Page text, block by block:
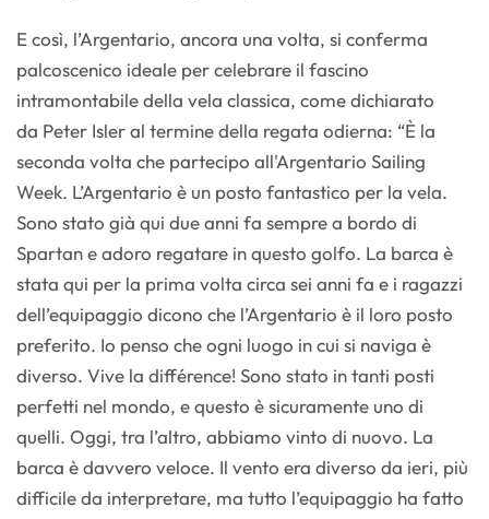
E così, l’Argentario, ancora una volta, si conferma
palcoscenico ideale per celebrare il fascino
intramontabile della vela classica, come dichiarato
da Peter Isler al termine della regata odierna: “È la
seconda volta che partecipo all'Argentario Sailing
Week. L’Argentario è un posto fantastico per la vela.
Sono stato già qui due anni fa sempre a bordo di
Spartan e adoro regatare in questo golfo. La barca è
stata qui per la prima volta circa sei anni fa e i ragazzi
dell’equipaggio dicono che l’Argentario è il loro posto
preferito. Io penso che ogni luogo in cui si naviga è
diverso. Vive la différence! Sono stato in tanti posti
perfetti nel mondo, e questo è sicuramente uno di
quelli. Oggi, tra l’altro, abbiamo vinto di nuovo. La
barca è davvero veloce. Il vento era diverso da ieri, più
difficile da interpretare, ma tutto l’equipaggio ha fatto